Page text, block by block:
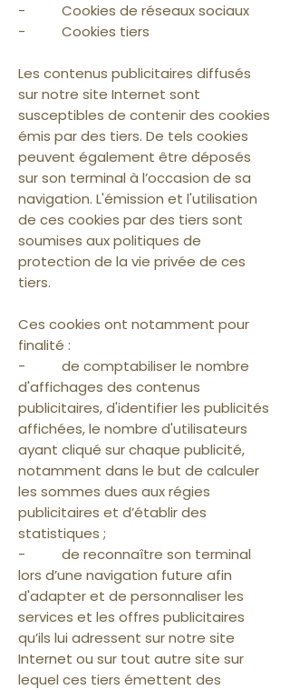
- Cookies de réseaux sociaux
- Cookies tiers
Les contenus publicitaires diffusés
sur notre site Internet sont
susceptibles de contenir des cookies
émis par des tiers. De tels cookies
peuvent également être déposés
sur son terminal à l’occasion de sa
navigation. L'émission et l'utilisation
de ces cookies par des tiers sont
soumises aux politiques de
protection de la vie privée de ces
tiers.
Ces cookies ont notamment pour
finalité :
- de comptabiliser le nombre
d'affichages des contenus
publicitaires, d'identifier les publicités
affichées, le nombre d'utilisateurs
ayant cliqué sur chaque publicité,
notamment dans le but de calculer
les sommes dues aux régies
publicitaires et d’établir des
statistiques ;
- de reconnaître son terminal
lors d’une navigation future afin
d'adapter et de personnaliser les
services et les offres publicitaires
qu’ils lui adressent sur notre site
Internet ou sur tout autre site sur
lequel ces tiers émettent des